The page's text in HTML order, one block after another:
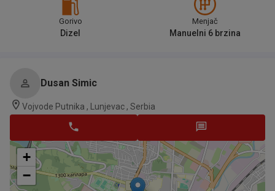
Gorivo
Dizel
Menjač
Manuelni 6 brzina
Dusan Simic
Vojvode Putnika , Lunjevac , Serbia
+
−